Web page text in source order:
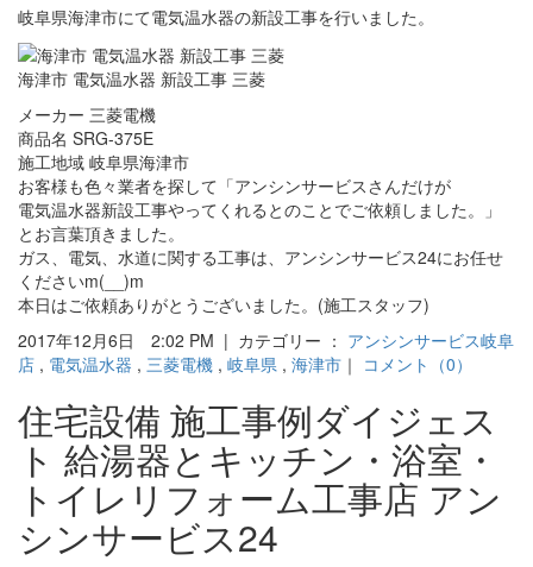
岐阜県海津市にて電気温水器の新設工事を行いました。
海津市 電気温水器 新設工事 三菱
メーカー 三菱電機
商品名 SRG-375E
施工地域 岐阜県海津市
お客様も色々業者を探して「アンシンサービスさんだけが
電気温水器新設工事やってくれるとのことでご依頼しました。」
とお言葉頂きました。
ガス、電気、水道に関する工事は、アンシンサービス24にお任せ
くださいm(__)m
本日はご依頼ありがとうございました。(施工スタッフ)
2017年12月6日 2:02 PM | カテゴリー ： アンシンサービス岐阜
店 , 電気温水器 , 三菱電機 , 岐阜県 , 海津市 ｜ コメント（0）
住宅設備 施工事例ダイジェス
ト 給湯器とキッチン・浴室・
トイレリフォーム工事店 アン
シンサービス24